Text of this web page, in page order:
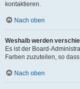
kontaktieren.
Nach oben
Weshalb werden
Es ist der Board-
Farben zuzuteilen, so
Nach oben